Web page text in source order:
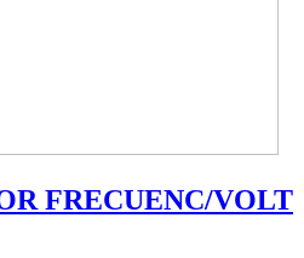
FRECUENC/VOLT